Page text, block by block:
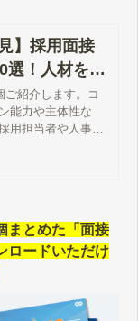
】採用面接
選！人材を見
の質問を紹
ご紹介します。コ
能力や主体性な
用担当者や人事が
に質問をまとめま
まとめた「面接
ロードいただけ